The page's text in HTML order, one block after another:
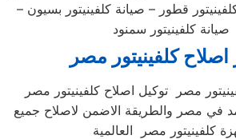
قطور – صيانة كلفينيتور بسيون –
صيانة كلفينيتور سمنود
كلفينيتور مصر
مصر توكيل اصلاح كلفينيتور مصر
كلفينيتور مصر العالمية